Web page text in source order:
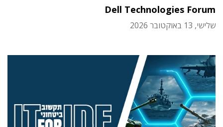
Dell Technologies Forum
שלישי, 13 באוקטובר 2026